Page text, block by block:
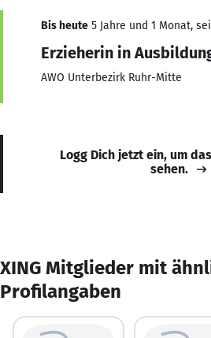
Bis heute 5 Jahre und 1 Monat,
Erzieherin in
AWO Unterbezirk Ruhr-Mitte
Logg Dich jetzt ein, um
sehen.
XING Mitglieder mit
Profilangaben